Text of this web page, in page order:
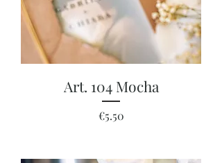
Art. 104 Mocha
Price
€5.50